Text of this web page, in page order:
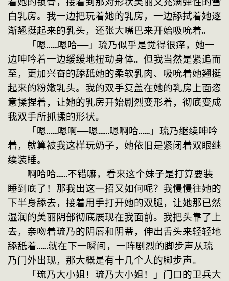
白乳房。我一边把玩着她的乳房，一边舔拭着她逐
渐翘挺起来的乳头，还张大嘴巴来开始吸吮着。
「嗯……嗯哈——」琉乃似乎是觉得很痒，她一
边呻吟着一边缓缓地扭动身体。但我当然是紧追而
至，更加兴奋的舔舐她的柔软乳肉、吸吮着她翘挺
起来的粉嫩乳头。我的双手复盖在她的乳房上面恣
意揉捏着，让她的乳房开始剧烈变形着，彻底变成
我双手所抓揉的形状。
「嗯……嗯啊——嗯……嗯啊哈……」琉乃继续呻吟
着，就算被我这样玩奶子，她依旧是紧闭着双眼继
续装睡。
啊哈哈……不错嘛，看来这个妹子是打算要装
睡到底了！那我出这一招又如何呢？我慢慢往她的
下半身舔去，接着用手打开她的双腿，让她那已然
湿润的美丽阴部彻底展现在我面前。我把头靠了上
去，亲吻着琉乃的阴唇和阴蒂，伸出舌头来轻轻地
舔舐着……就在下一瞬间，一阵剧烈的脚步声从琉
乃门外出现，那大概是有十几个人的脚步声。
「琉乃大小姐！琉乃大小姐！」门口的卫兵大